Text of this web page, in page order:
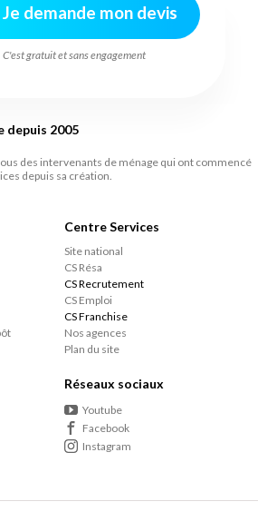
Je demande mon devis
C'est gratuit et sans engagement
depuis 2005
des intervenants de ménage qui ont commencé
depuis sa création.
Centre Services
Site national
CS Résa
CS Recrutement
CS Emploi
CS Franchise
Nos agences
Plan du site
Réseaux sociaux
Youtube
Facebook
Instagram